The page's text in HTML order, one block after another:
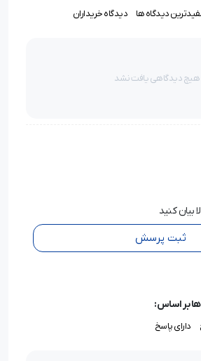
دیدگاه ها دیدگاه خریداران
هیچ دیدگاهی یافت نشد
بیان کنید
ثبت پرسش
بر اساس:
دارای پاسخ